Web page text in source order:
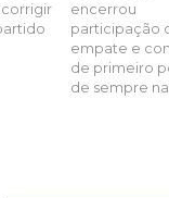
encerrou
participação
empate e
de primeiro
de sempre na